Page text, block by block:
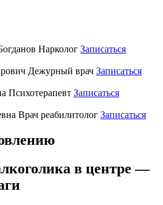
Нарколог Записаться
Дежурный врач Записаться
Психотерапевт Записаться
Врач реабилитолог Записаться
в центре —